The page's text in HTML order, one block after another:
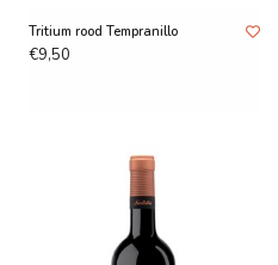
Tritium rood Tempranillo
€9,50